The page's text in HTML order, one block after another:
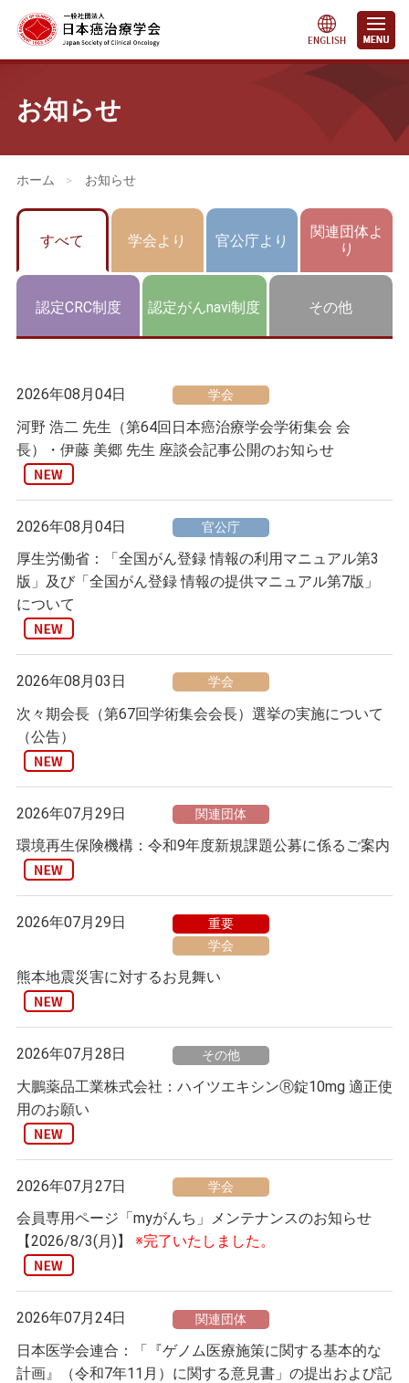
お知らせ
会員・医療関係の皆さまへ
> お知らせ
すべて 学会より 官公庁より
関連団体よ
り
認定CRC制度 認定がんnavi制度 その他
2026年08月04日 学会
河野 浩二 先生（第64回日本癌治療学会学術集会 会
長）・伊藤 美郷 先生 座談会記事公開のお知らせ
2026年08月04日 官公庁
厚生労働省：「全国がん登録 情報の利用マニュアル第3
版」及び「全国がん登録 情報の提供マニュアル第7版」
について
2026年08月03日 学会
次々期会長（第67回学術集会会長）選挙の実施について
（公告）
2026年07月29日 関連団体
環境再生保険機構：令和9年度新規課題公募に係るご案内
2026年07月29日
重要
学会
熊本地震災害に対するお見舞い
2026年07月28日 その他
大鵬薬品工業株式会社：ハイツエキシンⓇ錠10mg 適正使
用のお願い
2026年07月27日 学会
会員専用ページ「myがんち」メンテナンスのお知らせ
【2026/8/3(月)】 ※完了いたしました。
2026年07月24日 関連団体
日本医学会連合：「『ゲノム医療施策に関する基本的な
計画』（令和7年11月）に関する意見書」の提出および記